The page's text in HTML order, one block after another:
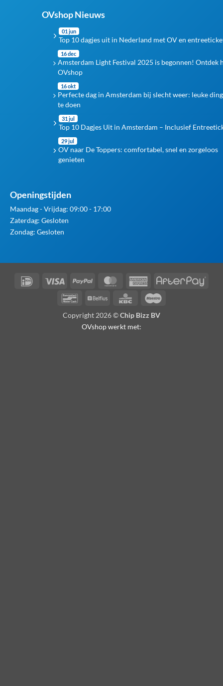
OVshop Nieuws
01 jun
Top 10 dagjes uit in Nederland met OV en
16 dec
Amsterdam Light Festival 2025 is begonnen! Ontdek
OVshop
16 okt
Perfecte dag in Amsterdam bij slecht weer: leuke
te doen
31 jul
Top 10 Dagjes Uit in Amsterdam – Inclusief
29 jul
OV naar De Toppers: comfortabel, snel en zorgeloos
genieten
Openingstijden
Maandag - Vrijdag: 09:00 - 17:00
Zaterdag: Gesloten
Zondag: Gesloten
IDeal Visa PayPal MasterCardAmerican
BancontactBelfius KBC
Copyright 2026 ©Chip Bizz BV
OVshop werkt met: